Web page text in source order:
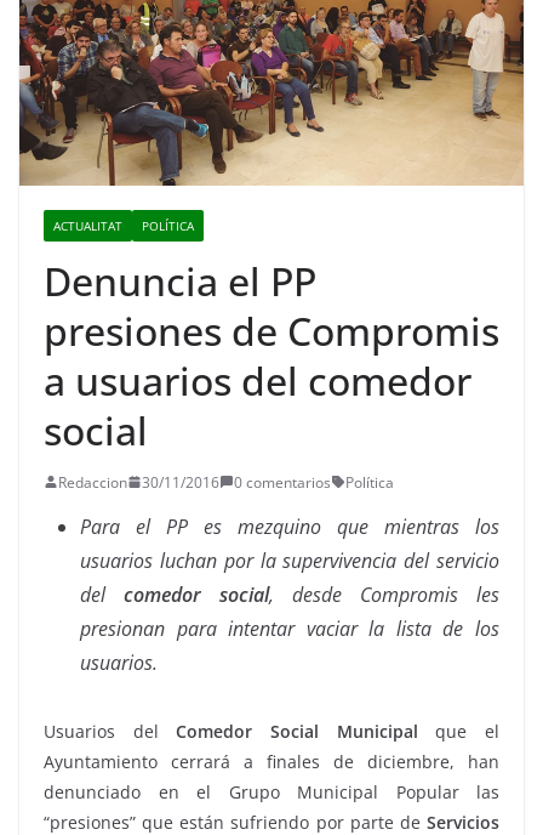
ACTUALITAT POLÍTICA
Denuncia el PP
presiones de Compromis
a usuarios del comedor
social
Redaccion 30/11/2016 0 comentarios Política
Para el PP es mezquino que mientras los
usuarios luchan por la supervivencia del servicio
delcomedor social, desde Compromis les
presionan para intentar vaciar la lista de los
usuarios.
Usuarios delComedor Social Municipal que el
Ayuntamiento cerrará a finales de diciembre, han
denunciado en el Grupo Municipal Popular las
“presiones” que están sufriendo por parte de Servicios